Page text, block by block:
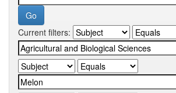
Current filters: